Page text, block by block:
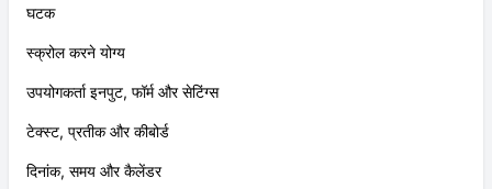
घटक
स्क्रोल करने योग्य
उपयोगकर्ता इनपुट, फॉर्म और सेटिंग्स
टेक्स्ट, प्रतीक और कीबोर्ड
दिनांक, समय और कैलेंडर